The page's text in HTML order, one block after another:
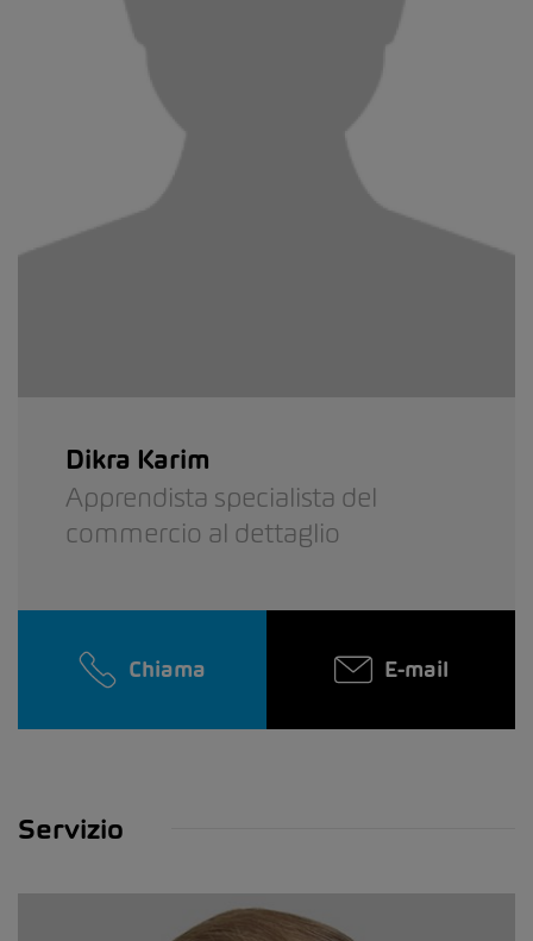
Dikra Karim
Apprendista specialista del
commercio al dettaglio
Chiama E-mail
Servizio